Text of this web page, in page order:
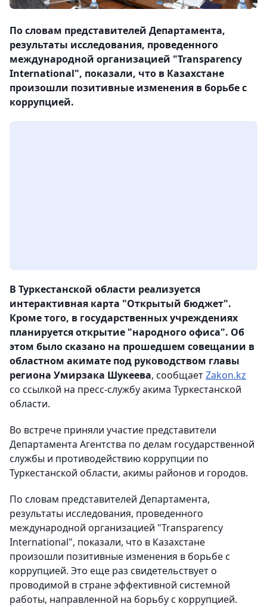
По словам представителей Департамента,
результаты исследования, проведенного
международной организацией "Transparency
International", показали, что в Казахстане
произошли позитивные изменения в борьбе с
коррупцией.
В Туркестанской области реализуется
интерактивная карта "Открытый бюджет".
Кроме того, в государственных учреждениях
планируется открытие "народного офиса". Об
этом было сказано на прошедшем совещании в
областном акимате под руководством главы
региона Умирзака Шукеева, сообщаетZakon.kz
со ссылкой на пресс-службу акима Туркестанской
области.
Во встрече приняли участие представители
Департамента Агентства по делам государственной
службы и противодействию коррупции по
Туркестанской области, акимы районов и городов.
По словам представителей Департамента,
результаты исследования, проведенного
международной организацией "Transparency
International", показали, что в Казахстане
произошли позитивные изменения в борьбе с
коррупцией. Это еще раз свидетельствует о
проводимой в стране эффективной системной
работы, направленной на борьбу с коррупцией.